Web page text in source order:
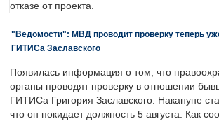
отказе от проекта.
"Ведомости": МВД проводит проверку теперь
ГИТИСа Заславского
Появилась информация о том, что
органы проводят проверку в отношении
ГИТИСа Григория Заславского. Накануне
что он покидает должность 5 августа. Как